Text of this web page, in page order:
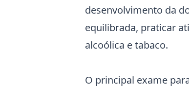
desenvolvimento da
equilibrada, praticar
alcoólica e tabaco.
O principal exame